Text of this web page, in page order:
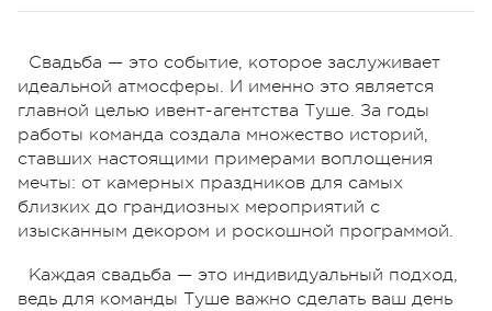
Свадьба — это событие, которое заслуживает
идеальной атмосферы. И именно это является
главной целью ивент-агентства Туше. За годы
работы команда создала множество историй,
ставших настоящими примерами воплощения
мечты: от камерных праздников для самых
близких до грандиозных мероприятий с
изысканным декором и роскошной программой.
Каждая свадьба — это индивидуальный подход,
ведь для команды Туше важно сделать ваш день